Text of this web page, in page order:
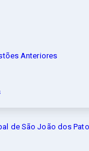
Anteriores